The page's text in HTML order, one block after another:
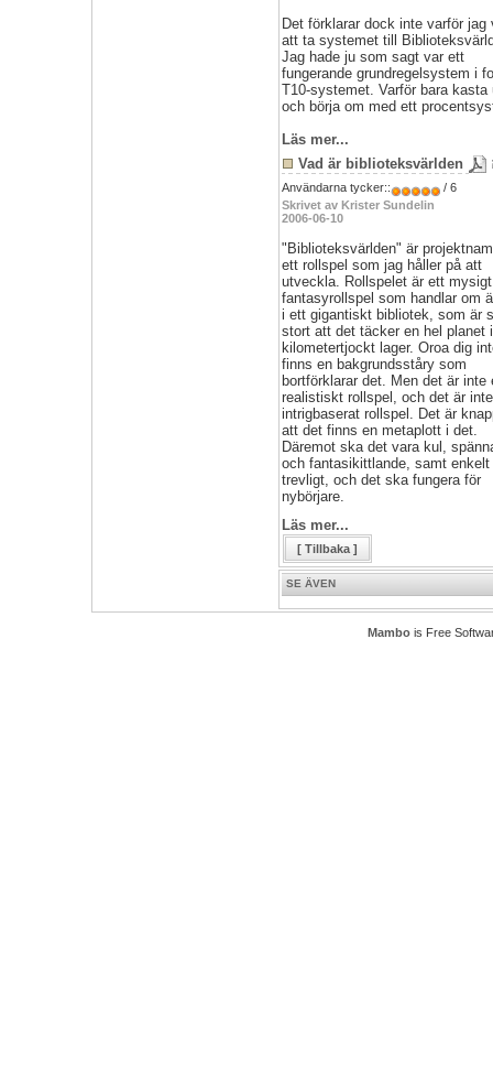
Det förklarar dock inte varför jag
att ta systemet till
Jag hade ju som sagt var ett
fungerande grundregelsystem i
T10-systemet. Varför bara kasta
och börja om med ett
Läs mer...
Vad är biblioteksvärlden
Användarna tycker::
/ 6
Skrivet av Krister Sundelin
2006-06-10
"Biblioteksvärlden" är
ett rollspel som jag håller på att
utveckla. Rollspelet är ett mysigt
fantasyrollspel som handlar om
i ett gigantiskt bibliotek, som är
stort att det täcker en hel planet
kilometertjockt lager. Oroa dig
finns en bakgrundsståry som
bortförklarar det. Men det är inte
realistiskt rollspel, och det är
intrigbaserat rollspel. Det är
att det finns en metaplott i det.
Däremot ska det vara kul,
och fantasikittlande, samt enkelt
trevligt, och det ska fungera för
nybörjare.
Läs mer...
[ Tillbaka ]
SE ÄVEN
Mambois Free